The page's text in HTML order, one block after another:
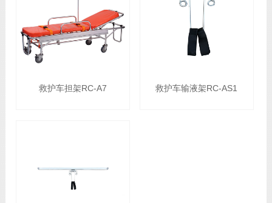
救护车担架RC-A7 救护车输液架RC-AS1